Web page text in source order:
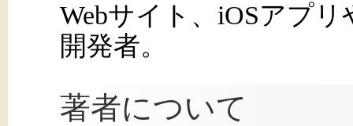
Webサイト、iOSアプ
開発者。
著者について